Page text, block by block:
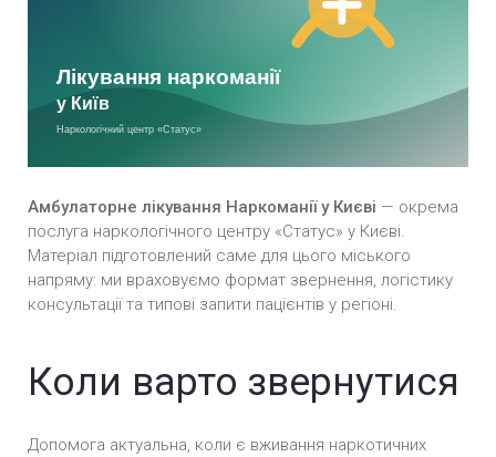
Екстрена наркологічна допомога у Києві
Імплантація Продетоксон у Києві
Реабілітація від наркоманії у Києві
Зняття наркотичної ломки у Києві
Лікування залежності від метамфетаміну у
Києві
Лікування залежності від мефедрону у Києві
Амбулаторне лікування Наркоманії у Києві — окрема
послуга наркологічного центру «Статус» у Києві.
Матеріал підготовлений саме для цього міського
напряму: ми враховуємо формат звернення, логістику
консультації та типові запити пацієнтів у регіоні.
Коли варто звернутися
Допомога актуальна, коли є вживання наркотичних